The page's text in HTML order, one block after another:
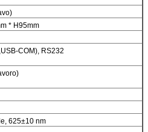
* H95mm
COM), RS232
625±10 nm